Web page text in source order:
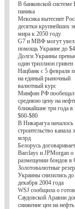
В банковской системе
паника
Мексика вытеснит
десятки крупнейших
мира к 2050 году
G7 и МВФ могут
помощь Украине до
Долги Украины
один триллион гривен
Нацбанк с 5 февраля
на единый рыночный
валютный курс
Минфин РФ пообещал
среднюю цену на
ближайшие три года в
$60-$80
В Никарагуа началось
строительство канала
млрд
Белорусь
Barclays и JPMorgan о
размещении бондов
Золотовалютные
Украины снизились
декабря 2004 года
WSJ сообщила о
Саудовской Аравии
снижение цен на